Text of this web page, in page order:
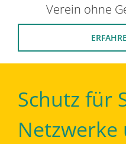
Verein ohne
Schutz für
Netzwerke